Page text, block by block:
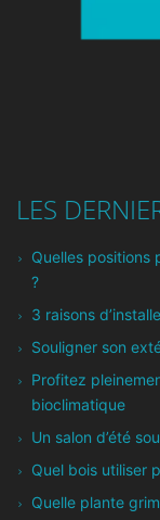
LES
Quelles positions
?
3 raisons
Souligner son
Profitez
bioclimatique
Un salon d’été
Quel bois utiliser
Quelle plante